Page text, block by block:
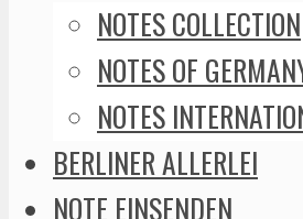
NOTES COLLECTION
NOTES OF
NOTES
BERLINER ALLERLEI
NOTE EINSENDEN